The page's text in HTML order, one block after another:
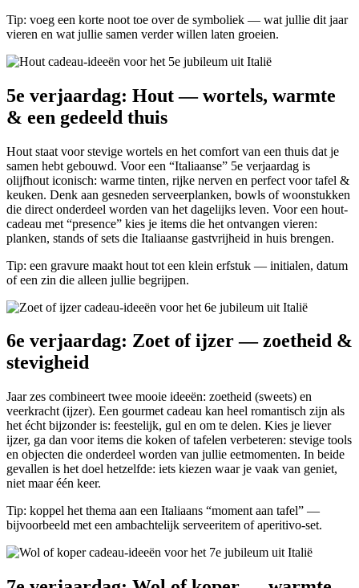
Tip: voeg een korte noot toe over de symboliek — wat jullie dit jaar
vieren en wat jullie samen verder willen laten groeien.
5e verjaardag: Hout — wortels, warmte
& een gedeeld thuis
Hout staat voor stevige wortels en het comfort van een thuis dat je
samen hebt gebouwd. Voor een “Italiaanse” 5e verjaardag is
olijfhout iconisch: warme tinten, rijke nerven en perfect voor tafel &
keuken. Denk aan gesneden serveerplanken, bowls of woonstukken
die direct onderdeel worden van het dagelijks leven. Voor een hout-
cadeau met “presence” kies je items die het ontvangen vieren:
planken, stands of sets die Italiaanse gastvrijheid in huis brengen.
Tip: een gravure maakt hout tot een klein erfstuk — initialen, datum
of een zin die alleen jullie begrijpen.
6e verjaardag: Zoet of ijzer — zoetheid &
stevigheid
Jaar zes combineert twee mooie ideeën: zoetheid (sweets) en
veerkracht (ijzer). Een gourmet cadeau kan heel romantisch zijn als
het écht bijzonder is: feestelijk, gul en om te delen. Kies je liever
ijzer, ga dan voor items die koken of tafelen verbeteren: stevige tools
en objecten die onderdeel worden van jullie eetmomenten. In beide
gevallen is het doel hetzelfde: iets kiezen waar je vaak van geniet,
niet maar één keer.
Tip: koppel het thema aan een Italiaans “moment aan tafel” —
bijvoorbeeld met een ambachtelijk serveeritem of aperitivo-set.